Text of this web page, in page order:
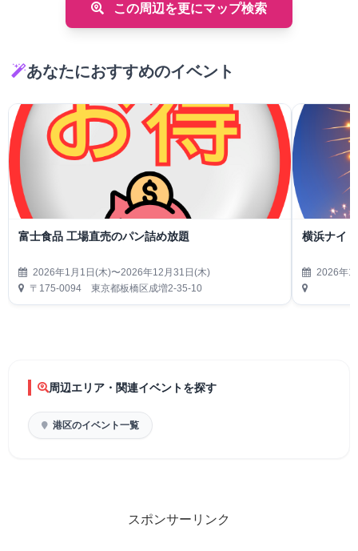
この周辺を更にマップ検索
あなたにおすすめのイベント
富士食品 工場直売のパン詰め放題
2026年1月1日(木)〜2026年12月31日(木)
〒175-0094 東京都板橋区成増2-35-10
横浜ナイ
2026年1
周辺エリア・関連イベントを探す
港区のイベント一覧
スポンサーリンク